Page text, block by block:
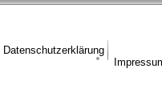
Datenschutzerklärung